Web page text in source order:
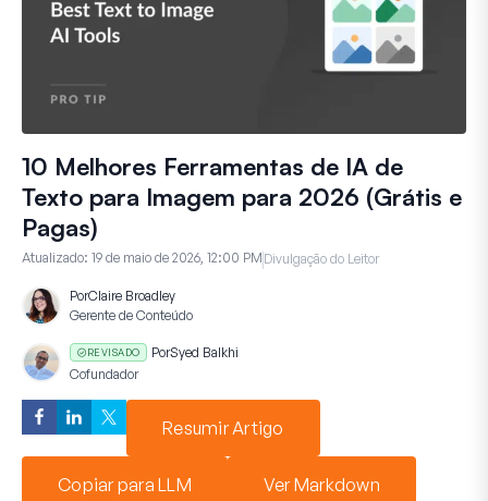
10 Melhores Ferramentas de IA de
Texto para Imagem para 2026 (Grátis e
Pagas)
Atualizado: 19 de maio de 2026, 12:00 PM Divulgação do Leitor
PorClaire Broadley
Gerente de Conteúdo
REVISADO PorSyed Balkhi
Cofundador
Resumir Artigo
Copiar para LLM Ver Markdown